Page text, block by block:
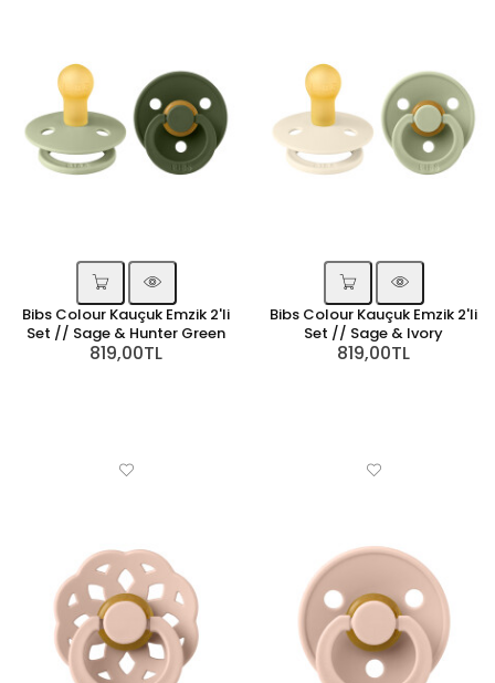
Bibs Colour Kauçuk Emzik 2'li
Set // Sage & Hunter Green
819,00TL
Bibs Colour Kauçuk Emzik 2'li
Set // Sage & Ivory
819,00TL